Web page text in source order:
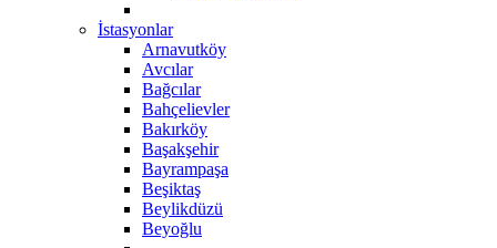
İstasyonlar
Arnavutköy
Avcılar
Bağcılar
Bahçelievler
Bakırköy
Başakşehir
Bayrampaşa
Beşiktaş
Beylikdüzü
Beyoğlu